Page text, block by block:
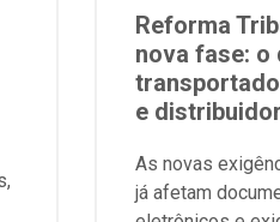
Reforma
nova fase: o
e
As novas
já afetam